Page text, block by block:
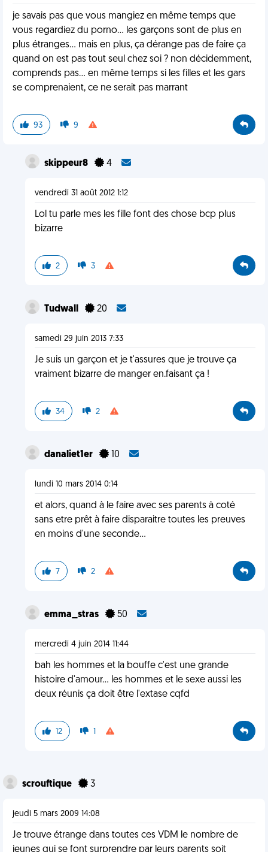
je savais pas que vous mangiez en même temps que
vous regardiez du porno... les garçons sont de plus en
plus étranges... mais en plus, ça dérange pas de faire ça
quand on est pas tout seul chez soi ? non décidemment,
comprends pas... en même temps si les filles et les gars
se comprenaient, ce ne serait pas marrant
93 9
skippeur8 4
vendredi 31 août 2012 1:12
Lol tu parle mes les fille font des chose bcp plus
bizarre
2 3
Tudwall 20
samedi 29 juin 2013 7:33
Je suis un garçon et je t'assures que je trouve ça
vraiment bizarre de manger en.faisant ça !
34 2
danaliet1er 10
lundi 10 mars 2014 0:14
et alors, quand à le faire avec ses parents à coté
sans etre prêt à faire disparaitre toutes les preuves
en moins d'une seconde...
7 2
emma_stras 50
mercredi 4 juin 2014 11:44
bah les hommes et la bouffe c'est une grande
histoire d'amour... les hommes et le sexe aussi les
deux réunis ça doit être l'extase cqfd
12 1
scrouftique 3
jeudi 5 mars 2009 14:08
Je trouve étrange dans toutes ces VDM le nombre de
jeunes qui se font surprendre par leurs parents soit